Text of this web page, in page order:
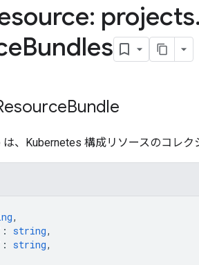
projects.
Bundles
Bundle
、Kubernetes 構成リソースのコレク
,
: string,
: string,